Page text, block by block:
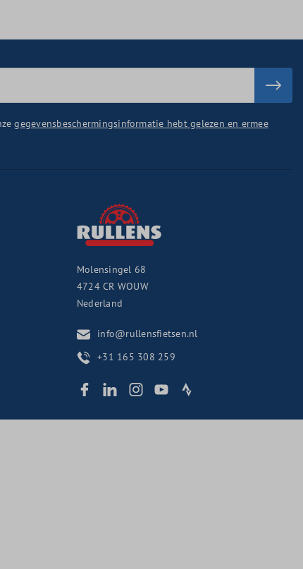
gegevensbeschermingsinformatie hebt gelezen en ermee
Molensingel 68
4724 CR WOUW
Nederland
info@rullensfietsen.nl
+31 165 308 259